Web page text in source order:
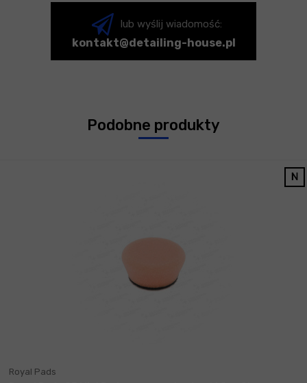
lub wyślij wiadomość:
kontakt@detailing-house.pl
Podobne produkty
Royal Pads